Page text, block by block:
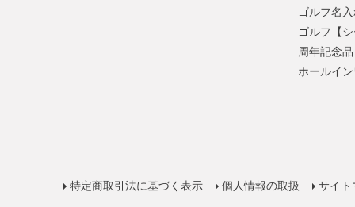
ゴルフ名
ゴルフ【
周年記念品
ホールイ
特定商取引法に基づく表示 個人情報の取扱 サイト